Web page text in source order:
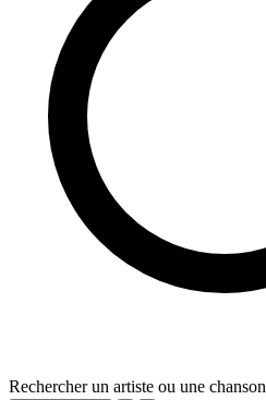
Rechercher un artiste ou une chanson